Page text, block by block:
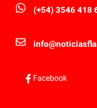
(+54) 3546 418
Facebook